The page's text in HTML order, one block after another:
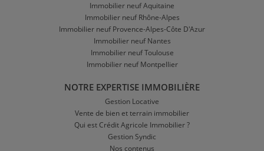
Immobilier neuf Aquitaine
Immobilier neuf Rhône-Alpes
Immobilier neuf Provence-Alpes-Côte D'Azur
Immobilier neuf Nantes
Immobilier neuf Toulouse
Immobilier neuf Montpellier
NOTRE EXPERTISE IMMOBILIÈRE
Gestion Locative
Vente de bien et terrain immobilier
Qui est Crédit Agricole Immobilier ?
Gestion Syndic
Nos contenus